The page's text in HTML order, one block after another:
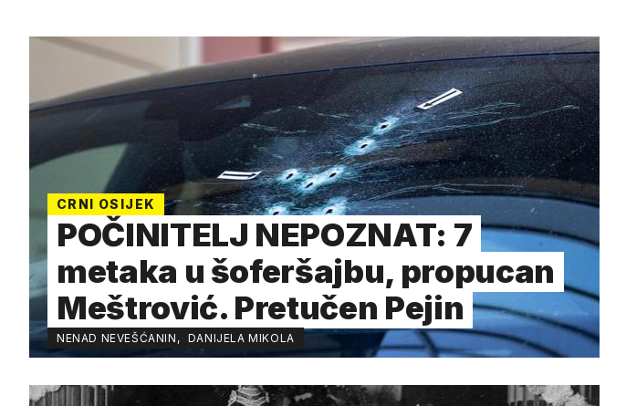
CRNI OSIJEK
POČINITELJ NEPOZNAT: 7
metaka u šoferšajbu, propucan
Meštrović. Pretučen Pejin
NENAD NEVEŠĆANIN , DANIJELA MIKOLA